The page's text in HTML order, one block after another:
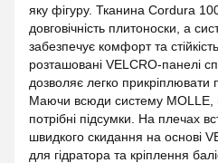
яку фігуру. Тканина Cordura
довговічність плитоноски, а
забезпечує комфорт та
розташовані VELCRO-панелі
дозволяє легко прикріплювати
Маючи всюди систему MOLLE,
потрібні підсумки. На плечах
швидкого скидання на основі
для гідратора та кріплення